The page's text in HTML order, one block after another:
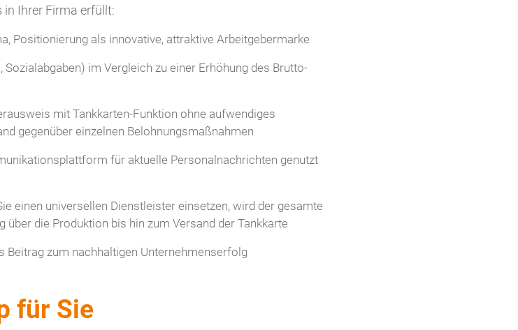
Ihrer Firma erfüllt:
Positionierung als innovative, attraktive Arbeitgebermarke
im Vergleich zu einer Erhöhung des Brutto-
mit Tankkarten-Funktion ohne aufwendiges
gegenüber einzelnen Belohnungsmaßnahmen
für aktuelle Personalnachrichten genutzt
einen universellen Dienstleister einsetzen, wird der gesamte
die Produktion bis hin zum Versand der Tankkarte
zum nachhaltigen Unternehmenserfolg
für Sie